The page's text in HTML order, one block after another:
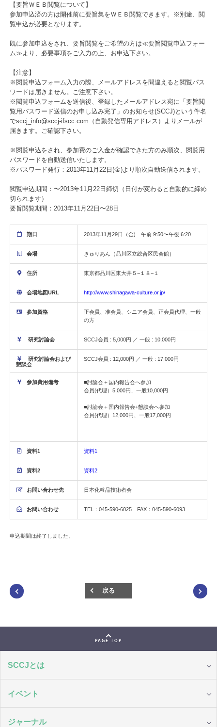
【要旨ＷＥＢ閲覧について】
参加申込済の方は開催前に要旨集をＷＥＢ閲覧できます。※別途、閲
覧申込が必要となります。
既に参加申込をされ、要旨閲覧をご希望の方は≪要旨閲覧申込フォー
ム≫より、必要事項をご入力の上、お申込下さい。
【注意】
※閲覧申込フォーム入力の際、メールアドレスを間違えると閲覧パス
ワードは届きません。ご注意下さい。
※閲覧申込フォームを送信後、登録したメールアドレス宛に「要旨閲
覧用パスワード送信のお申し込み完了」のお知らせ(SCCJ)という件名
でsccj_info@sccj-ifscc.com（自動発信専用アドレス）よりメールが
届きます。ご確認下さい。
※閲覧申込をされ、参加費のご入金が確認できた方のみ順次、閲覧用
パスワードを自動送信いたします。
※パスワード発行：2013年11月22日(金)より順次自動送信されます。
閲覧申込期間：〜2013年11月22日締切（日付が変わると自動的に締め
切られます）
要旨閲覧期間：2013年11月22日〜28日
期日 2013年11月29日（金) 午前 9:50〜午後 6:20
会場 きゅりあん（品川区立総合区民会館）
住所 東京都品川区東大井５−１８−１
会場地図URL http://www.shinagawa-culture.or.jp/
参加資格
正会員、准会員、シニア会員、正会員代理、一般
の方
研究討論会 SCCJ会員 : 5,000円 ／ 一般 : 10,000円
研究討論会および
懇談会
SCCJ会員 : 12,000円 ／ 一般 : 17,000円
参加費用備考
■討論会＋国内報告会へ参加
会員(代理）5,000円、一般10,000円
■討論会＋国内報告会+懇談会へ参加
会員(代理）12,000円、一般17,000円
資料1 資料1
資料2 資料2
お問い合わせ先 日本化粧品技術者会
お問い合わせ TEL：045-590-6025 FAX：045-590-6093
申込期間は終了しました。
戻る
PAGE TOP
SCCJとは
イベント
ジャーナル